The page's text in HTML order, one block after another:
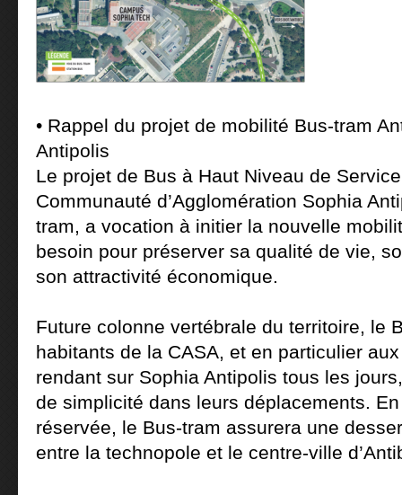
• Rappel du projet de mobilité Bus-tram
Antipolis
Le projet de Bus à Haut Niveau de
Communauté d’Agglomération Sophia
tram, a vocation à initier la nouvelle
besoin pour préserver sa qualité de vie,
son attractivité économique.
Future colonne vertébrale du territoire, le
habitants de la CASA, et en particulier
rendant sur Sophia Antipolis tous les
de simplicité dans leurs déplacements.
réservée, le Bus-tram assurera une
entre la technopole et le centre-ville